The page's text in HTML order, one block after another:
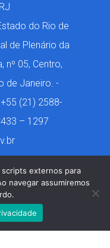
do Rio de
de Plenário da
nº 05, Centro,
de Janeiro. -
(21) 2588-
– 1297
os Direitos
externos para
navegar assumiremos